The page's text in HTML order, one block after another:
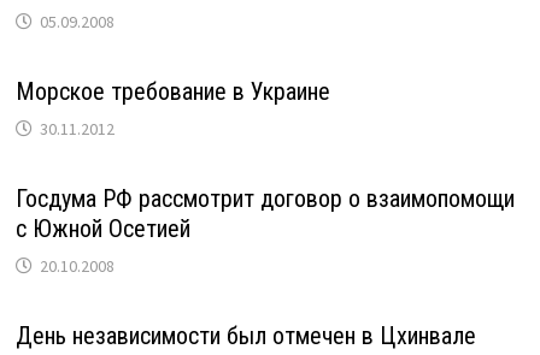
05.09.2008
Морское требование в Украине
30.11.2012
Госдума РФ рассмотрит договор о взаимопомощи
с Южной Осетией
20.10.2008
День независимости был отмечен в Цхинвале